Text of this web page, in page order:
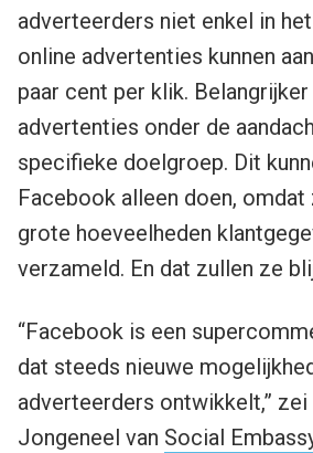
adverteerders niet enkel in
online advertenties kunnen
paar cent per klik.
advertenties onder de
specifieke doelgroep. Dit
Facebook alleen doen, omdat
grote hoeveelheden
verzameld. En dat zullen ze
“Facebook is een
dat steeds nieuwe
adverteerders ontwikkelt,” zei
Jongeneel van Social